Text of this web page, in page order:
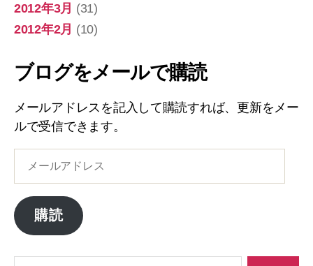
2012年3月 (31)
2012年2月 (10)
ブログをメールで購読
メールアドレスを記入して購読すれば、更新をメー
ルで受信できます。
ア
ド
ス
購読